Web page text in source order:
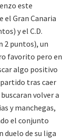
este
el Gran Canaria
y el C.D.
2 puntos), un
favorito pero en
algo positivo
tras caer
volver a
y manchegas,
el conjunto
duelo de su liga